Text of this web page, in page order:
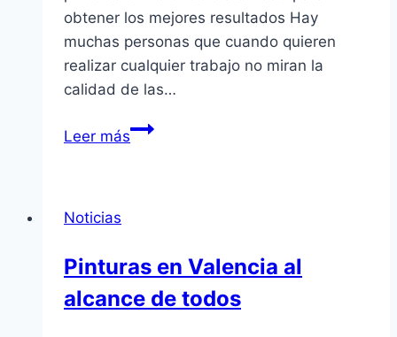
obtener los mejores resultados Hay
muchas personas que cuando quieren
realizar cualquier trabajo no miran la
calidad de las…
Leer másLa
pintores
en
Noticias
Pinturas en Valencia al
alcance de todos